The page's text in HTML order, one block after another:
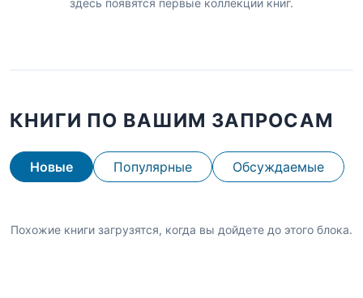
здесь появятся первые коллекции книг.
КНИГИ ПО ВАШИМ ЗАПРОСАМ
Новые Популярные Обсуждаемые
Похожие книги загрузятся, когда вы дойдете до этого блока.